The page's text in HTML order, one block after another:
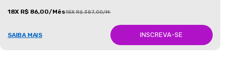
18X R$ 86,00/Mês18X R$ 387,00/Mês
SAIBA MAIS INSCREVA-SE